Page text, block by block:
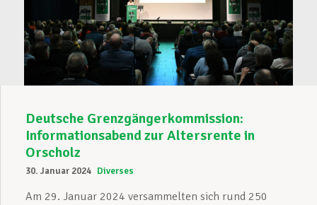
Mitglied werden
Aktuell
Deutsche Grenzgängerkommission:
Informationsabend zur Altersrente in
Orscholz
30. Januar 2024 Diverses
Am 29. Januar 2024 versammelten sich rund 250